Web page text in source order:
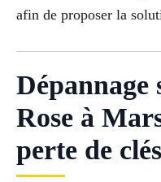
afin de proposer la
Rose à
perte de clés